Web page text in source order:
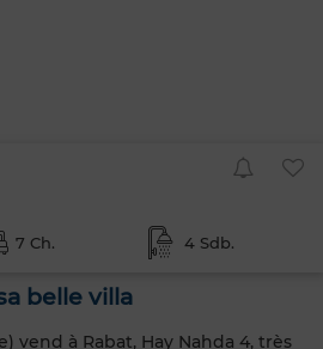
7 Ch. 4 Sdb.
belle villa
vend à Rabat, Hay Nahda 4, très